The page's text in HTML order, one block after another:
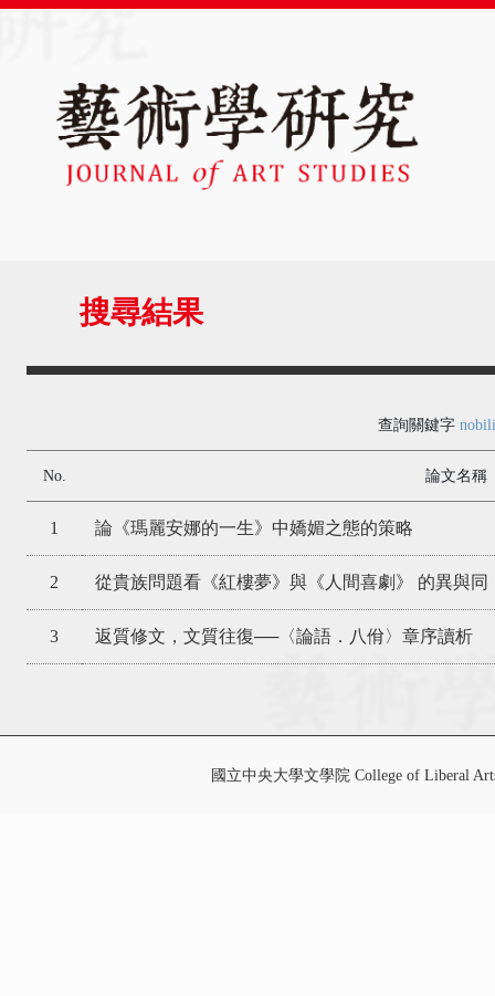
搜尋結果
查詢關鍵字
No. 論文名稱
1 論《瑪麗安娜的一生》中嬌媚之態的策略
2 從貴族問題看《紅樓夢》與《人間喜劇》 的異與同
3 返質修文，文質往復──〈論語．八佾〉章序讀析
國立中央大學文學院 College of Liberal